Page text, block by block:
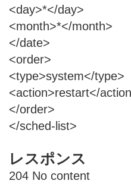
<day>*</day>
<month>*</month>
</date>
<order>
<type>system</type>
<action>restart</
</order>
</sched-list>
レスポンス
204 No content